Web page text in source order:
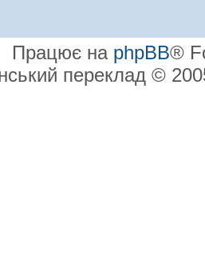
Працює на phpBB®
переклад ©